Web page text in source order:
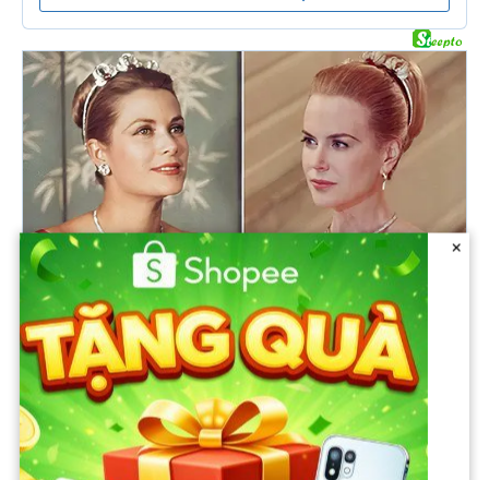
Nguồn: https://ngoisao.vnexpress.net/thuy-tien-gay-chu-y-khi-
×